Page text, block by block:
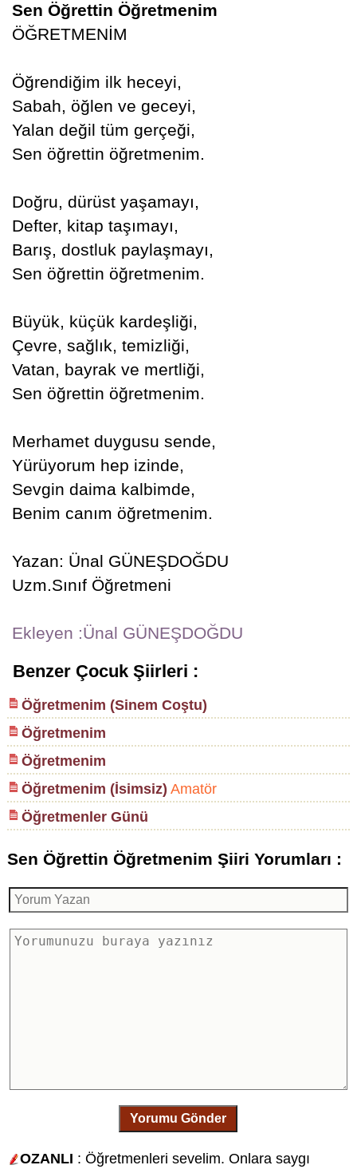
Sen Öğrettin Öğretmenim
ÖĞRETMENİM
Öğrendiğim ilk heceyi,
Sabah, öğlen ve geceyi,
Yalan değil tüm gerçeği,
Sen öğrettin öğretmenim.
Doğru, dürüst yaşamayı,
Defter, kitap taşımayı,
Barış, dostluk paylaşmayı,
Sen öğrettin öğretmenim.
Büyük, küçük kardeşliği,
Çevre, sağlık, temizliği,
Vatan, bayrak ve mertliği,
Sen öğrettin öğretmenim.
Merhamet duygusu sende,
Yürüyorum hep izinde,
Sevgin daima kalbimde,
Benim canım öğretmenim.
Yazan: Ünal GÜNEŞDOĞDU
Uzm.Sınıf Öğretmeni
Ekleyen :Ünal GÜNEŞDOĞDU
Benzer Çocuk Şiirleri :
Öğretmenim (Sinem Coştu)
Öğretmenim
Öğretmenim
Öğretmenim (İsimsiz) Amatör
Öğretmenler Günü
Sen Öğrettin Öğretmenim Şiiri Yorumları :
Yorumu Gönder
OZANLI : Öğretmenleri sevelim. Onlara saygı